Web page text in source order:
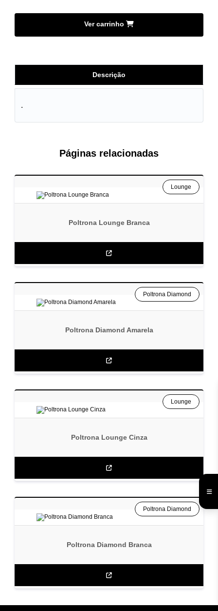
Ver carrinho
Descrição
.
Páginas relacionadas
Poltrona Lounge Branca
Lounge
Poltrona Diamond Amarela
Poltrona Diamond
Poltrona Lounge Cinza
Lounge
Poltrona Diamond Branca
Poltrona Diamond